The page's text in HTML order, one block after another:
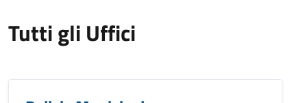
Tutti gli Uffici